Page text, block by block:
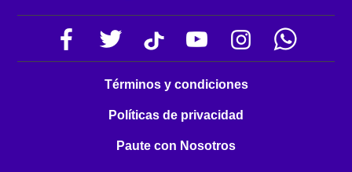
Términos y condiciones
Políticas de privacidad
Paute con Nosotros